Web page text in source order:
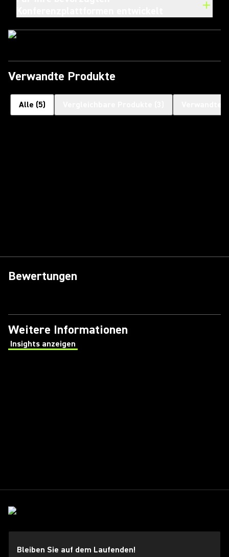
Verwandte Produkte
Alle (5)
Bewertungen
Weitere Informationen
Insights anzeigen
(Opens in a new tab)
Bleiben Sie auf dem Laufenden!